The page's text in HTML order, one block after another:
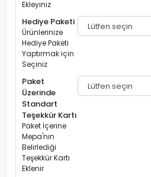
Ekleyiniz
Hediye Paketi
Ürünlerinize
Hediye Paketi
Yaptırmak için
Seçiniz
Paket
Üzerinde
Standart
Teşekkür Kartı
Paket İçerine
Mepa'nın
Belirlediği
Teşekkür Kartı
Eklenir